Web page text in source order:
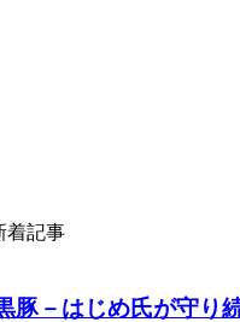
着記事
豚－はじめ氏が守